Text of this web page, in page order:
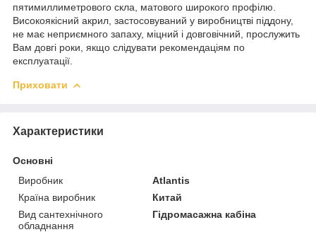
пятимиллиметрового скла, матового широкого профілю.
Високоякісний акрил, застосовуваний у виробництві піддону,
не має неприємного запаху, міцний і довговічний, прослужить
Вам довгі роки, якщо слідувати рекомендаціям по
експлуатації.
Приховати
Характеристики
Основні
Виробник
Atlantis
Країна виробник
Китай
Вид сантехнічного
обладнання
Гідромасажна кабіна